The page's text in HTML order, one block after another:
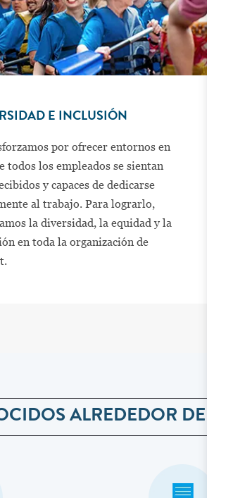
E INCLUSIÓN
por ofrecer entornos en
todos los empleados se sientan
y capaces de dedicarse
al trabajo. Para lograrlo,
la diversidad, la equidad y la
en toda la organización de
ALREDEDOR DEL